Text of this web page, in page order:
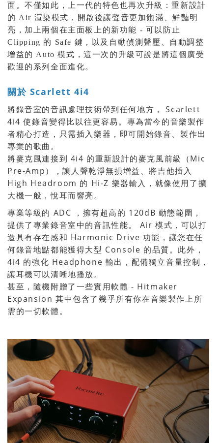
面。不僅如此，上一代的特色也再次升級：重新設計
的 Air 渲染模式，開啟後讓聲音更加飽滿、鮮豔明
亮，加上兩個在主面板上的新功能 - 可以防止
Clipping 的 Safe 鍵，以及自動偵測聲壓、自動調整
增益的 Auto 模式，這一次的升級可說是將這個廣受
歡迎的系列全面進化。
關於 Scarlett 4i4
將錄音室的音訊處理技術帶到任何地方， Scarlett
4i4 使錄音變得比以往更容易。專為當今的音樂製作
者精心打造，只需插入樂器，即可開始錄音、製作出
專業的歌曲。
將麥克風連接到 4i4 的重新設計的麥克風前級（Mic
Pre-Amp），讓人聲乾淨無損增益、將吉他插入
High Headroom 的 Hi-Z 樂器輸入，就像使用了擴
大機一般，悅耳而響亮。
專業等級的 ADC ，擁有超高的 120dB 動態範圍，
提供了專業錄音室中的音訊性能。 Air 模式，可以打
造具有存在感和 Harmonic Drive 功能，讓您在任
何錄音地點都能獲得大型 Console 的品質。此外，
4i4 的強化 Headphone 輸出，配備獨立音量控制，
讓耳機可以清晰地播放。
甚至，隨機附贈了一些實用軟體 - Hitmaker
Expansion 其中包含了幾乎所有你在音樂製作上所
需的一切軟體。